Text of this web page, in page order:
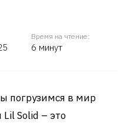
Время на чтение:
6 минут
погрузимся в мир
Solid – это